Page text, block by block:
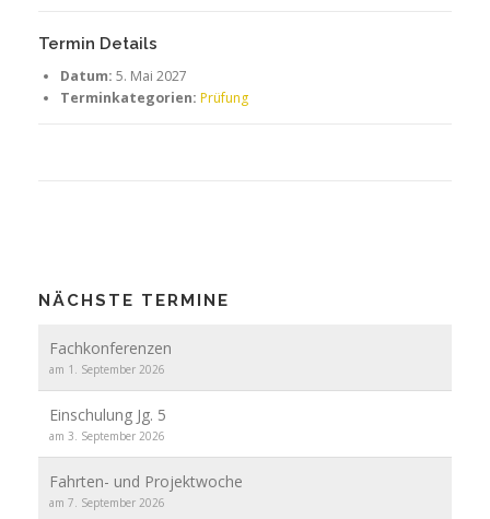
Termin Details
Datum: 5. Mai 2027
Terminkategorien: Prüfung
NÄCHSTE TERMINE
Fachkonferenzen
am 1. September 2026
Einschulung Jg. 5
am 3. September 2026
Fahrten- und Projektwoche
am 7. September 2026